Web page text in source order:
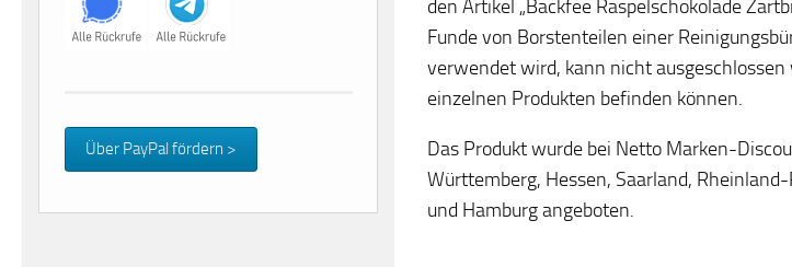
den Artikel „Backfee Raspelschokolade
Funde von Borstenteilen einer
verwendet wird, kann nicht
einzelnen Produkten befinden können.
Das Produkt wurde bei Netto Marken-
Württemberg, Hessen, Saarland,
und Hamburg angeboten.
Über PayPal fördern >